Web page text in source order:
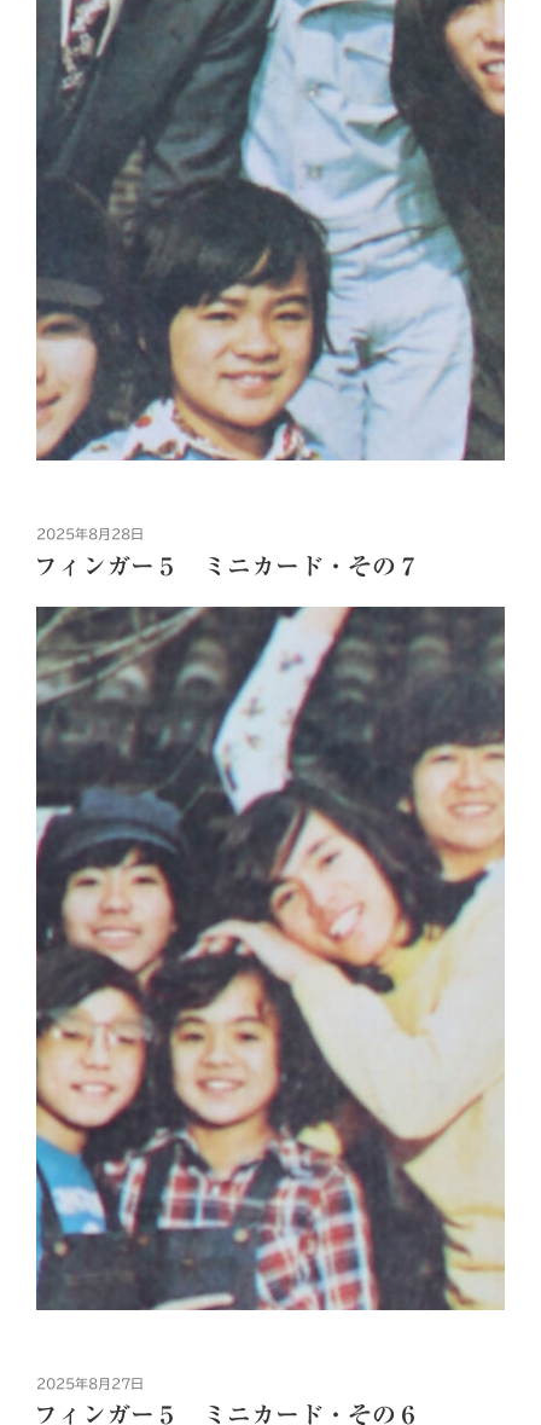
投
日:
2025年8月28日
フィンガー５ ミニカード・その７
投
稿
2025年8月27日
フィンガー５ ミニカード・その６